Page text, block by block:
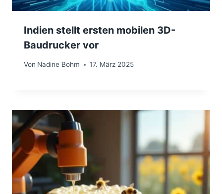
Indien stellt ersten mobilen 3D-
Baudrucker vor
Von Nadine Bohm 17. März 2025